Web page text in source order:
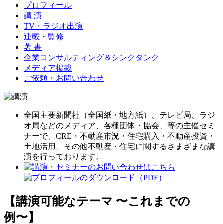
プロフィール
講 演
TV・ラジオ出演
連載・監修
著 書
企業コンサルティング＆シンクタンク
メディア掲載
ご依頼・お問い合わせ
全国主要新聞社（全国紙・地方紙）、テレビ局、ラジ
オ局などのメディア、各種団体・協会、等の主催セミ
ナーで、CRE・不動産市況・住宅購入・不動産投資・
土地活用、その他不動産・住宅に関するさまざまな講
演を行っております。
【講演可能なテーマ 〜これまでの
例〜】